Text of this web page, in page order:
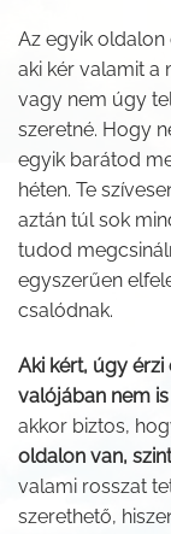
Az egyik oldalon
aki kér valamit a
vagy nem úgy
szeretné. Hogy
egyik barátod
héten. Te
aztán túl sok
tudod
egyszerűen
csalódnak.
Aki kért, úgy
valójában nem
akkor biztos,
oldalon van,
valami rosszat
szerethető,